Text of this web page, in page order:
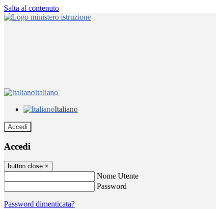
Salta al contenuto
Italiano
Italiano
Accedi
Accedi
button close ×
Nome Utente
Password
Password dimenticata?